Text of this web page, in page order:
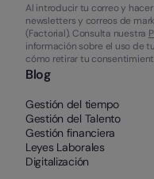
Al introducir tu correo y
newsletters y correos de
(Factorial). Consulta nuestra
información sobre el uso de
cómo retirar tu
Blog
Gestión del tiempo
Gestión del Talento
Gestión financiera
Leyes Laborales
Digitalización